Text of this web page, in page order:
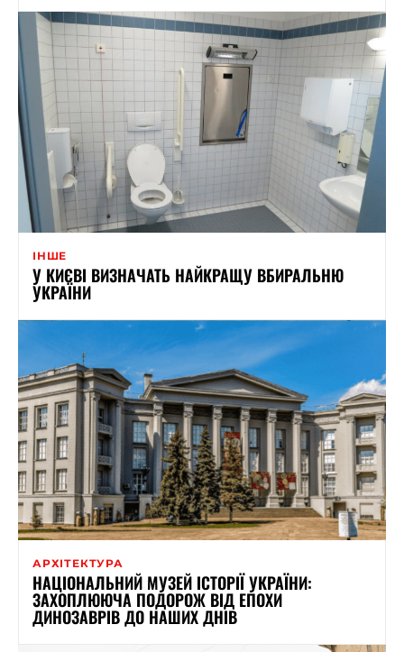
ІНШЕ
У КИЄВІ ВИЗНАЧАТЬ НАЙКРАЩУ ВБИРАЛЬНЮ
УКРАЇНИ
АРХІТЕКТУРА
НАЦІОНАЛЬНИЙ МУЗЕЙ ІСТОРІЇ УКРАЇНИ:
ЗАХОПЛЮЮЧА ПОДОРОЖ ВІД ЕПОХИ
ДИНОЗАВРІВ ДО НАШИХ ДНІВ